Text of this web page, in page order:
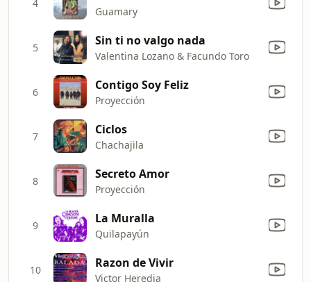
4
Guamary
5 Sin ti no valgo nada
Valentina Lozano & Facundo Toro
6 Contigo Soy Feliz
Proyección
7 Ciclos
Chachajila
8 Secreto Amor
Proyección
9 La Muralla
Quilapayún
10 Razon de Vivir
Victor Heredia